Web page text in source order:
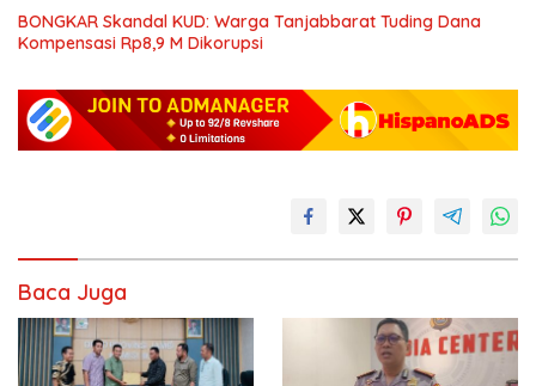
BONGKAR Skandal KUD: Warga Tanjabbarat Tuding Dana
Kompensasi Rp8,9 M Dikorupsi
Baca Juga